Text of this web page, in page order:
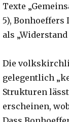
Texte
5), Bonhoeffers
als
Die
gelegentlich
Strukturen
erscheinen,